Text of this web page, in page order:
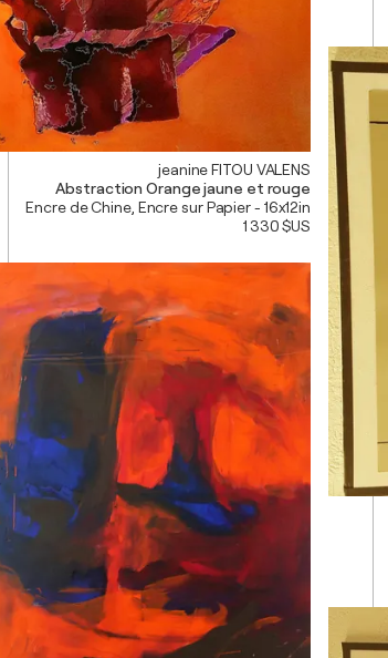
jeanine FITOU VALENS
Abstraction Orange jaune et rouge
Encre de Chine, Encre sur Papier - 16x12in
1 330 $US